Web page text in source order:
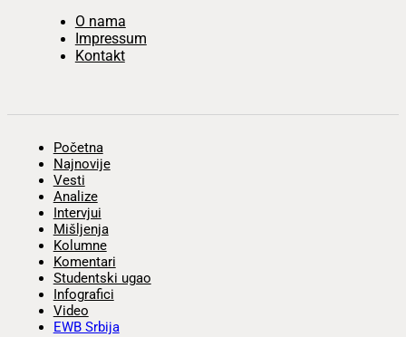
O nama
Impressum
Kontakt
Početna
Najnovije
Vesti
Analize
Intervjui
Mišljenja
Kolumne
Komentari
Studentski ugao
Infografici
Video
EWB Srbija